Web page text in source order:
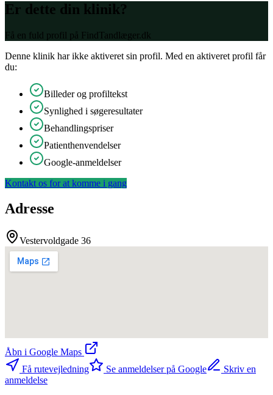
Er dette din klinik?
Få en fuld profil på FindTandlæger.dk
Denne klinik har ikke aktiveret sin profil. Med en aktiveret profil får
du:
Billeder og profiltekst
Synlighed i søgeresultater
Behandlingspriser
Patienthenvendelser
Google-anmeldelser
Kontakt os for at komme i gang
Adresse
Vestervoldgade 36
Åbn i Google Maps
Få rutevejledning
Se anmeldelser på Google
Skriv en
anmeldelse